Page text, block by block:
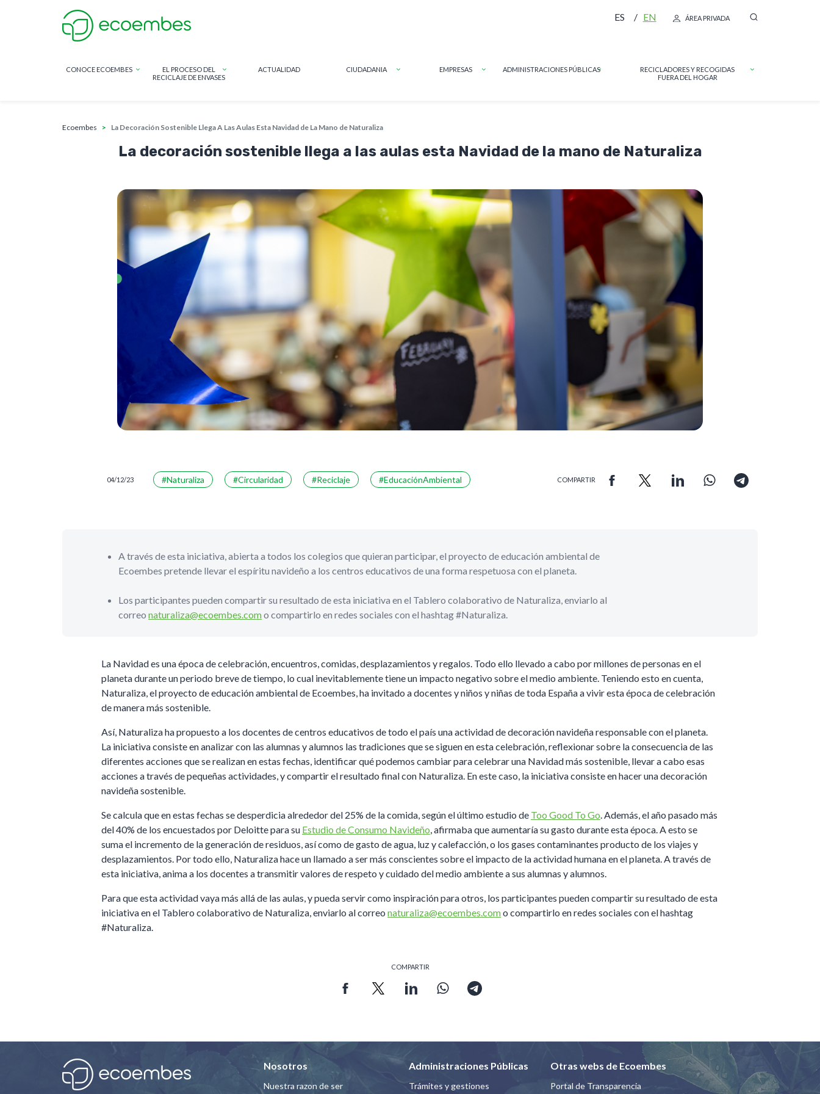
Pasar al contenido principal
ES EN ÁREA PRIVADA
CONOCE ECOEMBES
EL PROCESO DEL
RECICLAJE DE ENVASES
ACTUALIDAD CIUDADANIA EMPRESAS ADMINISTRACIONES PÚBLICAS
RECICLADORES Y RECOGIDAS
FUERA DEL HOGAR
sobrescribir enlaces de ayuda a la navegación
ecoembes La Decoración Sostenible Llega A Las Aulas Esta Navidad de La Mano de Naturaliza
La decoración sostenible llega a las aulas esta Navidad de la mano de Naturaliza
04/12/23 #Naturaliza #Circularidad #Reciclaje #EducaciónAmbiental COMPARTIR
A través de esta iniciativa, abierta a todos los colegios que quieran participar, el proyecto de educación ambiental de
Ecoembes pretende llevar el espíritu navideño a los centros educativos de una forma respetuosa con el planeta.
Los participantes pueden compartir su resultado de esta iniciativa en el Tablero colaborativo de Naturaliza, enviarlo al
correo naturaliza@ecoembes.como compartirlo en redes sociales con el hashtag #Naturaliza.
La Navidad es una época de celebración, encuentros, comidas, desplazamientos y regalos. Todo ello llevado a cabo por millones de personas en el
planeta durante un periodo breve de tiempo, lo cual inevitablemente tiene un impacto negativo sobre el medio ambiente. Teniendo esto en cuenta,
Naturaliza, el proyecto de educación ambiental de Ecoembes, ha invitado a docentes y niños y niñas de toda España a vivir esta época de celebración
de manera más sostenible.
Así, Naturaliza ha propuesto a los docentes de centros educativos de todo el país una actividad de decoración navideña responsable con el planeta.
La iniciativa consiste en analizar con las alumnas y alumnos las tradiciones que se siguen en esta celebración, reflexionar sobre la consecuencia de las
diferentes acciones que se realizan en estas fechas, identificar qué podemos cambiar para celebrar una Navidad más sostenible, llevar a cabo esas
acciones a través de pequeñas actividades, y compartir el resultado final con Naturaliza. En este caso, la iniciativa consiste en hacer una decoración
navideña sostenible.
Se calcula que en estas fechas se desperdicia alrededor del 25% de la comida, según el último estudio de Too Good To Go. Además, el año pasado más
del 40% de los encuestados por Deloitte para su Estudio de Consumo Navideño, afirmaba que aumentaría su gasto durante esta época. A esto se
suma el incremento de la generación de residuos, así como de gasto de agua, luz y calefacción, o los gases contaminantes producto de los viajes y
desplazamientos. Por todo ello, Naturaliza hace un llamado a ser más conscientes sobre el impacto de la actividad humana en el planeta. A través de
esta iniciativa, anima a los docentes a transmitir valores de respeto y cuidado del medio ambiente a sus alumnas y alumnos.
Para que esta actividad vaya más allá de las aulas, y pueda servir como inspiración para otros, los participantes pueden compartir su resultado de esta
iniciativa en el Tablero colaborativo de Naturaliza, enviarlo al correo naturaliza@ecoembes.como compartirlo en redes sociales con el hashtag
#Naturaliza.
COMPARTIR
Nosotros
Nuestra razon de ser
Administraciones Públicas
Trámites y gestiones
Otras webs de Ecoembes
Portal de Transparencia